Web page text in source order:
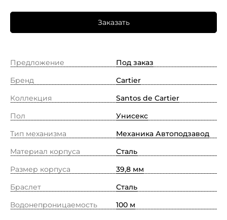
Заказать
Предложение
Под заказ
Бренд
Cartier
Коллекция
Santos de Cartier
Пол
Унисекс
Тип механизма
Механика Автоподзавод
Материал корпуса
Сталь
Размер корпуса
39,8 мм
Браслет
Сталь
Водонепроницаемость
100 м